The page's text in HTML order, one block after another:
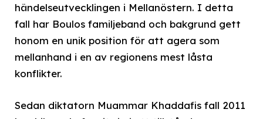
händelseutvecklingen i Mellanöstern. I detta
fall har Boulos familjeband och bakgrund gett
honom en unik position för att agera som
mellanhand i en av regionens mest låsta
konflikter.
Sedan diktatorn Muammar Khaddafis fall 2011